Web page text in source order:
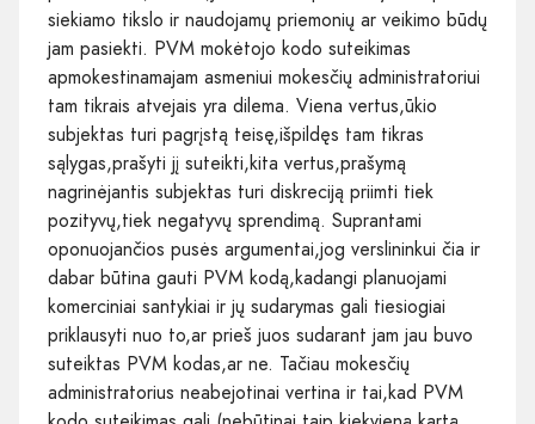
siekiamo tikslo ir naudojamų priemonių ar veikimo būdų
jam pasiekti. PVM mokėtojo kodo suteikimas
apmokestinamajam asmeniui mokesčių administratoriui
tam tikrais atvejais yra dilema. Viena vertus,ūkio
subjektas turi pagrįstą teisę,išpildęs tam tikras
sąlygas,prašyti jį suteikti,kita vertus,prašymą
nagrinėjantis subjektas turi diskreciją priimti tiek
pozityvų,tiek negatyvų sprendimą. Suprantami
oponuojančios pusės argumentai,jog verslininkui čia ir
dabar būtina gauti PVM kodą,kadangi planuojami
komerciniai santykiai ir jų sudarymas gali tiesiogiai
priklausyti nuo to,ar prieš juos sudarant jam jau buvo
suteiktas PVM kodas,ar ne. Tačiau mokesčių
administratorius neabejotinai vertina ir tai,kad PVM